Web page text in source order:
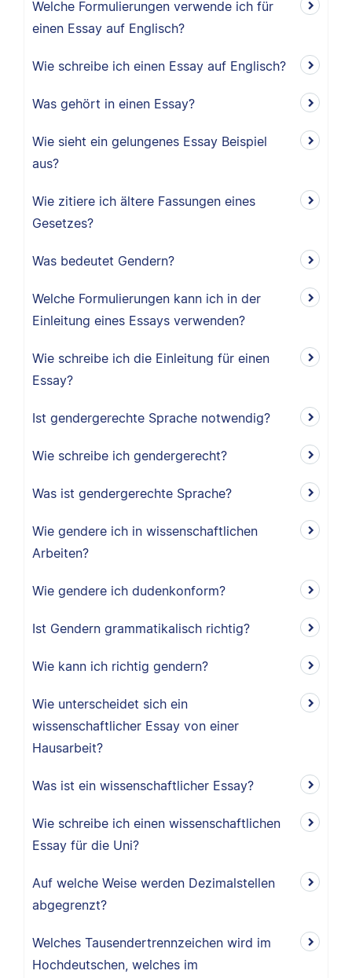
Welche Formulierungen verwende ich für
einen Essay auf Englisch?
Wie schreibe ich einen Essay auf Englisch?
Was gehört in einen Essay?
Wie sieht ein gelungenes Essay Beispiel
aus?
Wie zitiere ich ältere Fassungen eines
Gesetzes?
Was bedeutet Gendern?
Welche Formulierungen kann ich in der
Einleitung eines Essays verwenden?
Wie schreibe ich die Einleitung für einen
Essay?
Ist gendergerechte Sprache notwendig?
Wie schreibe ich gendergerecht?
Was ist gendergerechte Sprache?
Wie gendere ich in wissenschaftlichen
Arbeiten?
Wie gendere ich dudenkonform?
Ist Gendern grammatikalisch richtig?
Wie kann ich richtig gendern?
Wie unterscheidet sich ein
wissenschaftlicher Essay von einer
Hausarbeit?
Was ist ein wissenschaftlicher Essay?
Wie schreibe ich einen wissenschaftlichen
Essay für die Uni?
Auf welche Weise werden Dezimalstellen
abgegrenzt?
Welches Tausendertrennzeichen wird im
Hochdeutschen, welches im